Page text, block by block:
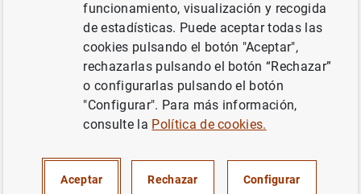
inversión de la zona del euro:
enero de 2012
SITUACIÓN ECONÓMICA
funcionamiento, visualización y recogida
de estadísticas. Puede aceptar todas las
cookies pulsando el botón "Aceptar",
rechazarlas pulsando el botón “Rechazar”
o configurarlas pulsando el botón
"Configurar". Para más información,
consulte la Política de cookies.
Aceptar Rechazar Configurar